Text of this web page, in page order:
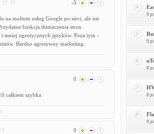
12:35 -5
na multum usług Google po sieci, ale nie
funkcja tłumaczenia stron
mniej egzotycznych języków. Poza tym -
Bardzo agresywny marketing.
0
całkiem szybka
0
4
9
5
9
6
8
7
8
8
8